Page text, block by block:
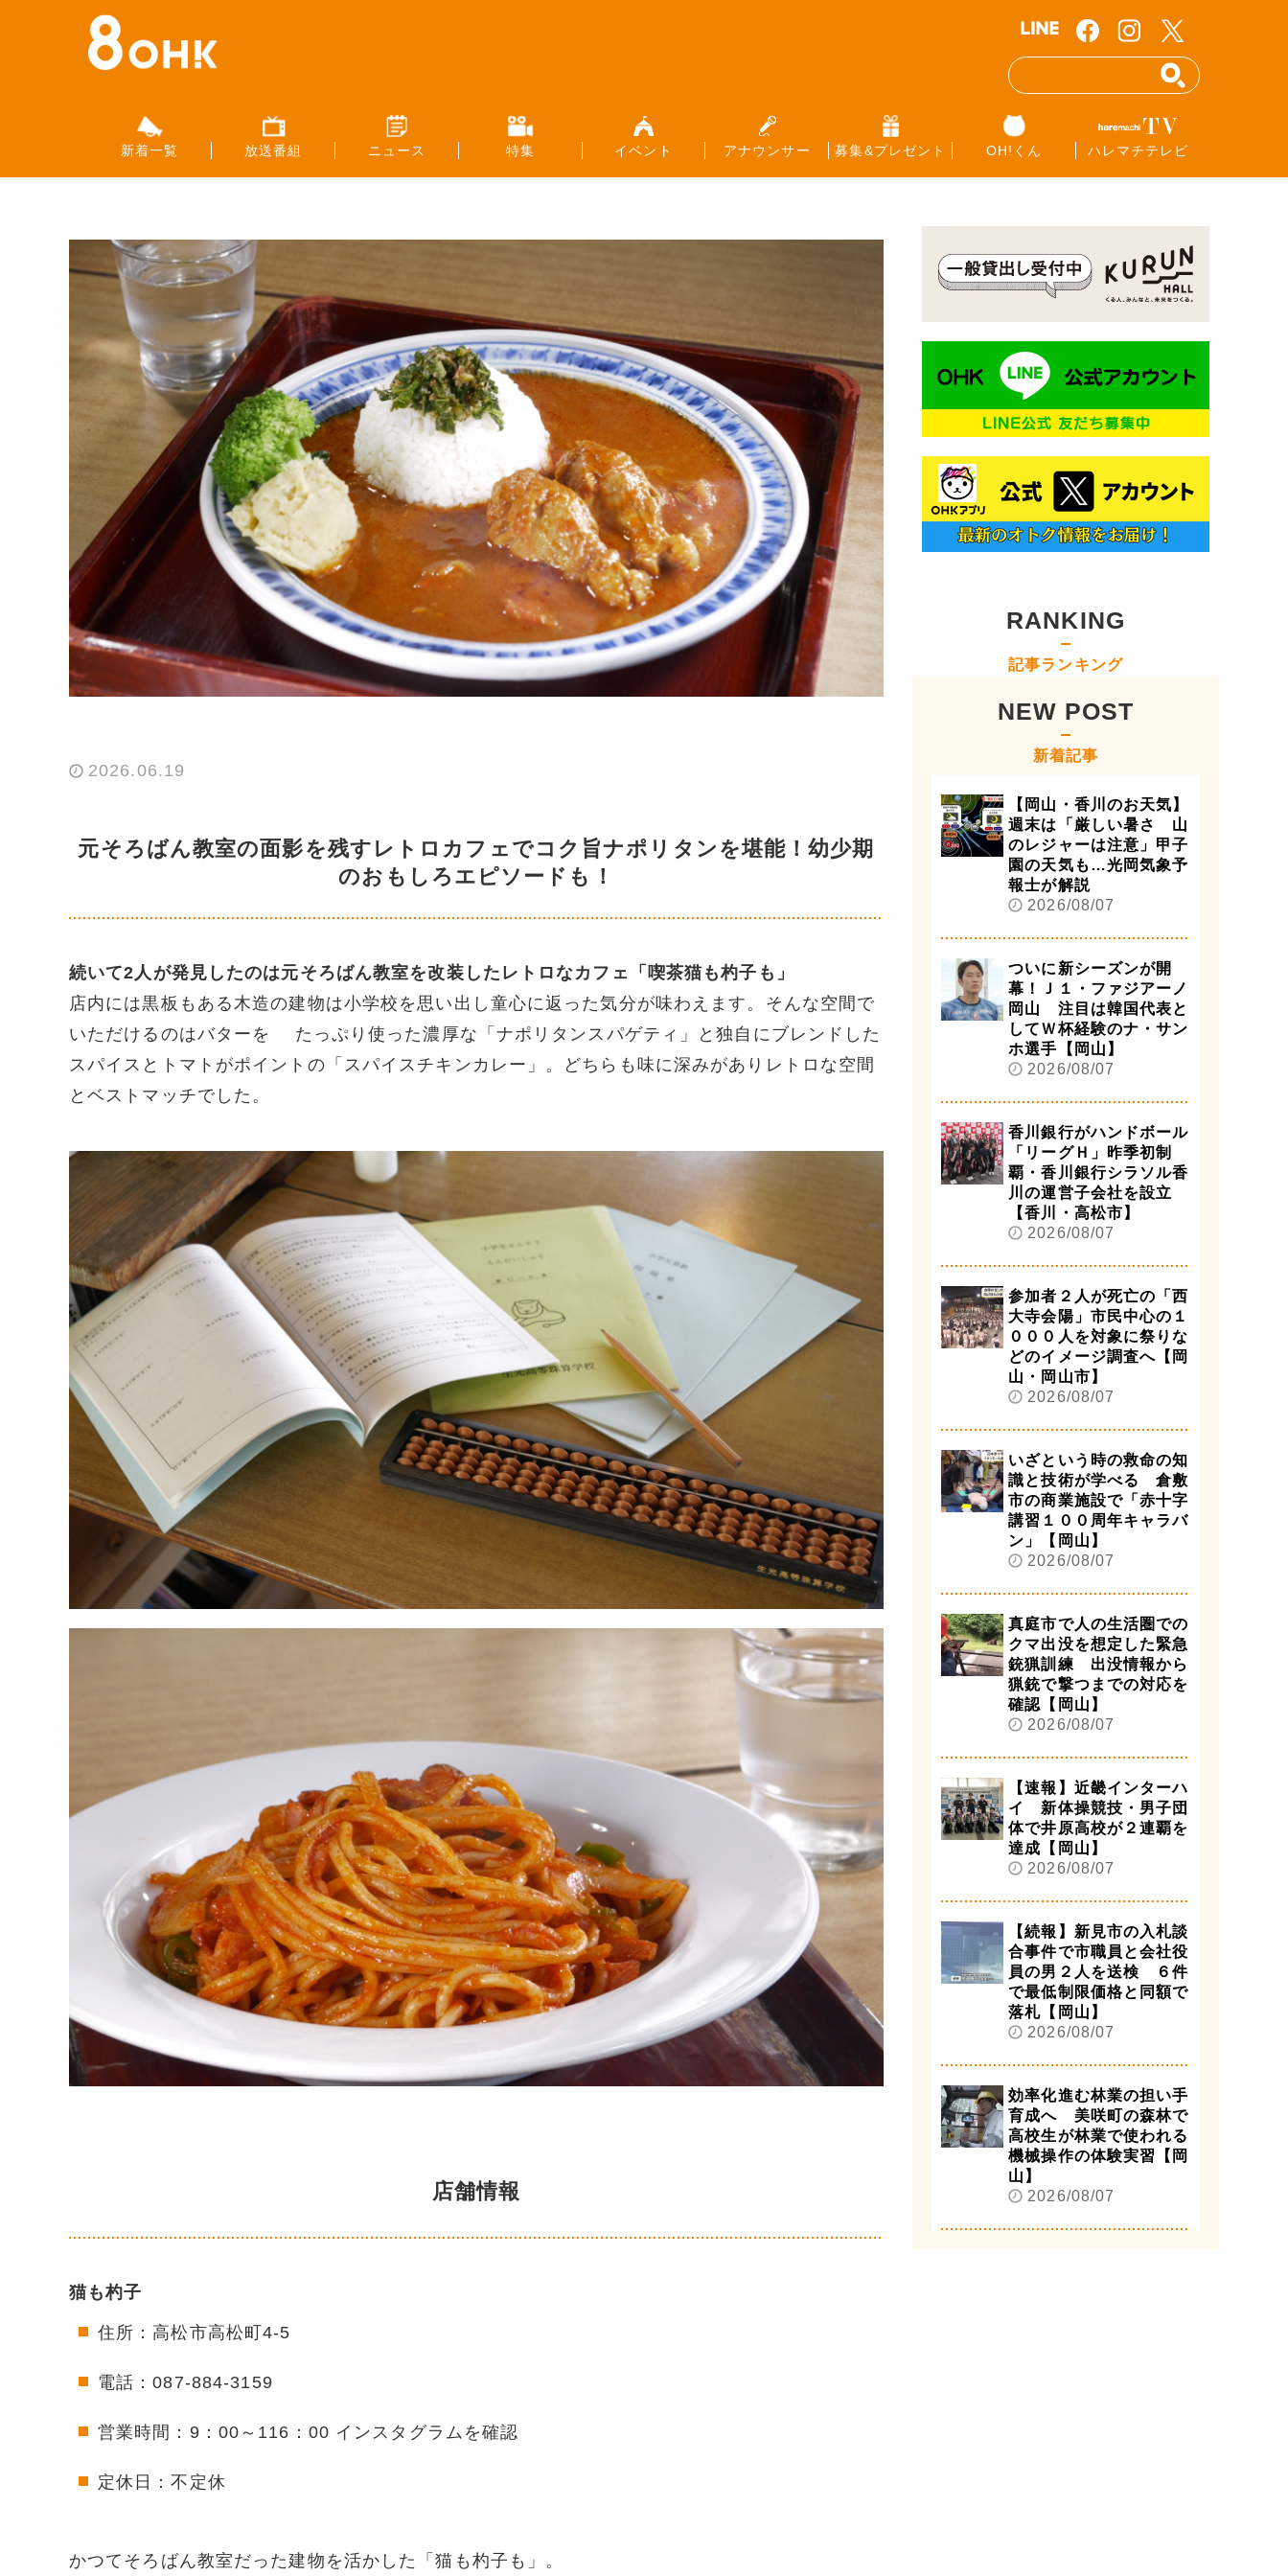
新着一覧 放送番組 ニュース 特集 イベント アナウンサー 募集&プレゼント OH!くん ハレマチテレビ
2026.06.19
元そろばん教室の面影を残すレトロカフェでコク旨ナポリタンを堪能！幼少期
のおもしろエピソードも！
続いて2人が発見したのは元そろばん教室を改装したレトロなカフェ「喫茶猫も杓子も」
店内には黒板もある木造の建物は小学校を思い出し童心に返った気分が味わえます。そんな空間で
いただけるのはバターを たっぷり使った濃厚な「ナポリタンスパゲティ」と独自にブレンドした
スパイスとトマトがポイントの「スパイスチキンカレー」。どちらも味に深みがありレトロな空間
とベストマッチでした。
店舗情報
猫も杓子
住所：高松市高松町4-5
電話：087-884-3159
営業時間：9：00～116：00 インスタグラムを確認
定休日：不定休
かつてそろばん教室だった建物を活かした「猫も杓子も」。
RANKING
記事ランキング
NEW POST
新着記事
【岡山・香川のお天気】
週末は「厳しい暑さ 山
のレジャーは注意」甲子
園の天気も…光岡気象予
報士が解説
2026/08/07
ついに新シーズンが開
幕！Ｊ１・ファジアーノ
岡山 注目は韓国代表と
してＷ杯経験のナ・サン
ホ選手【岡山】
2026/08/07
香川銀行がハンドボール
「リーグＨ」昨季初制
覇・香川銀行シラソル香
川の運営子会社を設立
【香川・高松市】
2026/08/07
参加者２人が死亡の「西
大寺会陽」市民中心の１
０００人を対象に祭りな
どのイメージ調査へ【岡
山・岡山市】
2026/08/07
いざという時の救命の知
識と技術が学べる 倉敷
市の商業施設で「赤十字
講習１００周年キャラバ
ン」【岡山】
2026/08/07
真庭市で人の生活圏での
クマ出没を想定した緊急
銃猟訓練 出没情報から
猟銃で撃つまでの対応を
確認【岡山】
2026/08/07
【速報】近畿インターハ
イ 新体操競技・男子団
体で井原高校が２連覇を
達成【岡山】
2026/08/07
【続報】新見市の入札談
合事件で市職員と会社役
員の男２人を送検 ６件
で最低制限価格と同額で
落札【岡山】
2026/08/07
効率化進む林業の担い手
育成へ 美咲町の森林で
高校生が林業で使われる
機械操作の体験実習【岡
山】
2026/08/07